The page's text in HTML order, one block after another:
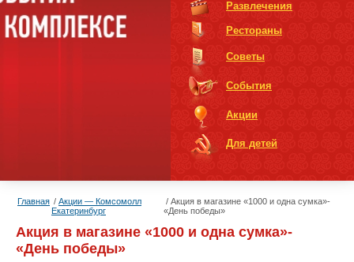
Развлечения
Рестораны
Советы
События
Акции
Для детей
Главная
Акции — Комсомолл
Екатеринбург
Акция в магазине «1000 и одна сумка»-
«День победы»
Акция в магазине «1000 и одна сумка»-
«День победы»